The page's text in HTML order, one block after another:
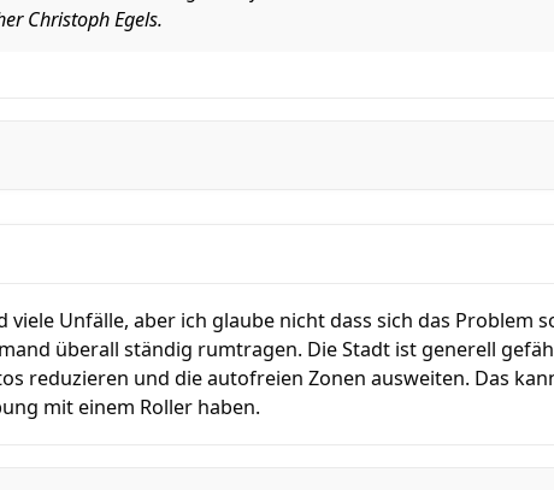
Christoph Egels.
viele Unfälle, aber ich glaube nicht dass sich das Problem
überall ständig rumtragen. Die Stadt ist generell
reduzieren und die autofreien Zonen ausweiten. Das
mit einem Roller haben.